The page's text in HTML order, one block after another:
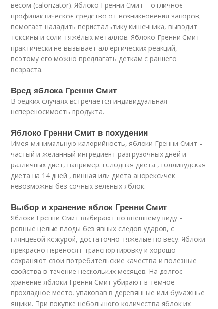
весом (calorizator). Яблоко Гренни Смит – отличное
профилактическое средство от возникновения запоров,
помогает наладить перистальтику кишечника, выводит
токсины и соли тяжёлых металлов. Яблоко Гренни Смит
практически не вызывает аллергических реакций,
поэтому его можно предлагать деткам с раннего
возраста.
Вред яблока Гренни Смит
В редких случаях встречается индивидуальная
непереносимость продукта.
Яблоко Гренни Смит в похудении
Имея минимальную калорийность, яблоки Гренни Смит –
частый и желанный ингредиент разгрузочных дней и
различных диет, например: голодная диета , голливудская
диета на 14 дней , винная или диета анорексичек
невозможны без сочных зелёных яблок.
Выбор и хранение яблок Гренни Смит
Яблоки Гренни Смит выбирают по внешнему виду –
ровные целые плоды без явных следов ударов, с
глянцевой кожурой, достаточно тяжёлые по весу. Яблоки
прекрасно переносят транспортировку и хорошо
сохраняют свои потребительские качества и полезные
свойства в течение нескольких месяцев. На долгое
хранение яблоки Гренни Смит убирают в тёмное
прохладное место, упаковав в деревянные или бумажные
ящики. При покупке небольшого количества яблок их